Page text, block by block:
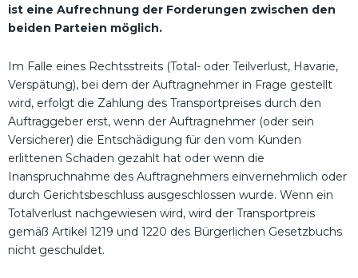
ist eine Aufrechnung der Forderungen zwischen den
beiden Parteien möglich.
Im Falle eines Rechtsstreits (Total- oder Teilverlust, Havarie,
Verspätung), bei dem der Auftragnehmer in Frage gestellt
wird, erfolgt die Zahlung des Transportpreises durch den
Auftraggeber erst, wenn der Auftragnehmer (oder sein
Versicherer) die Entschädigung für den vom Kunden
erlittenen Schaden gezahlt hat oder wenn die
Inanspruchnahme des Auftragnehmers einvernehmlich oder
durch Gerichtsbeschluss ausgeschlossen wurde. Wenn ein
Totalverlust nachgewiesen wird, wird der Transportpreis
gemäß Artikel 1219 und 1220 des Bürgerlichen Gesetzbuchs
nicht geschuldet.